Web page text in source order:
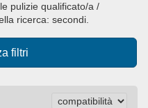
pulizie qualificato/a /
ricerca: secondi.
filtri